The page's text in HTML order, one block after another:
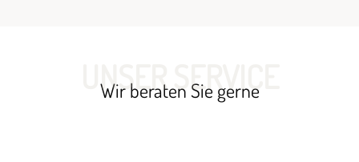
UNSER SERVICE
Wir beraten Sie gerne